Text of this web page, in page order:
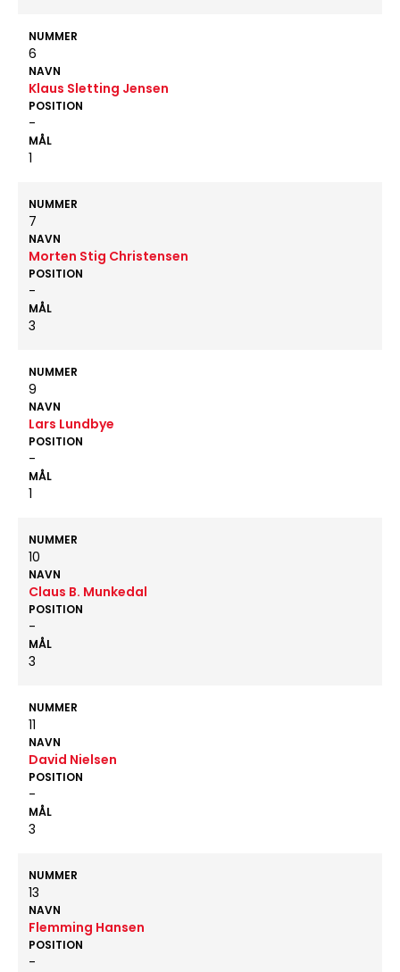
NUMMER
6
NAVN
Klaus Sletting Jensen
POSITION
-
MÅL
1
NUMMER
7
NAVN
Morten Stig Christensen
POSITION
-
MÅL
3
NUMMER
9
NAVN
Lars Lundbye
POSITION
-
MÅL
1
NUMMER
10
NAVN
Claus B. Munkedal
POSITION
-
MÅL
3
NUMMER
11
NAVN
David Nielsen
POSITION
-
MÅL
3
NUMMER
13
NAVN
Flemming Hansen
POSITION
-